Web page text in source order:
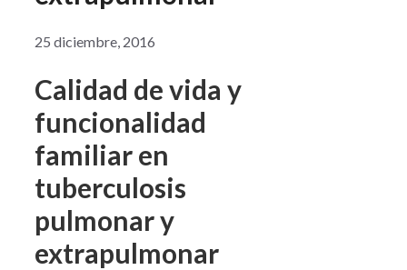
25 diciembre, 2016
Calidad de vida y
funcionalidad
familiar en
tuberculosis
pulmonar y
extrapulmonar